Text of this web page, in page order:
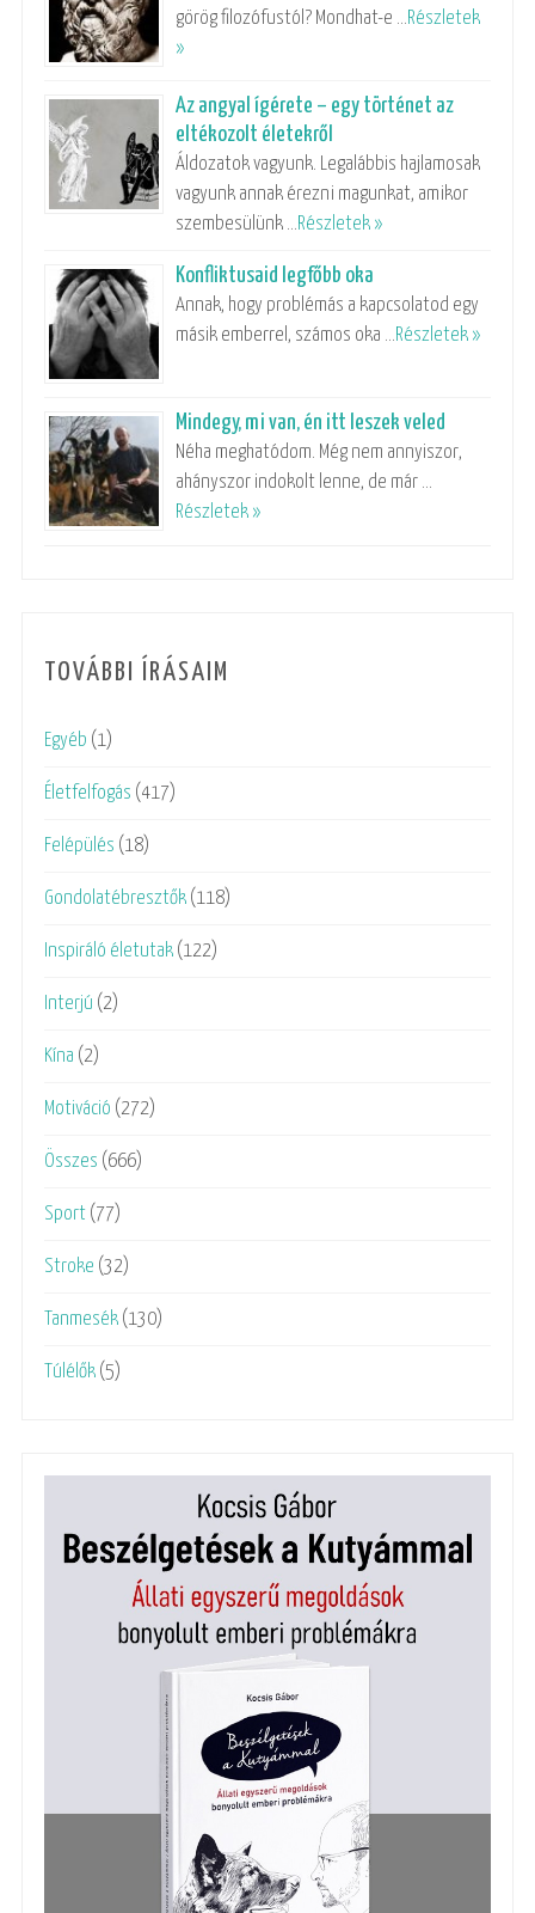
görög filozófustól? Mondhat-e …Részletek
»
Az angyal ígérete – egy történet az
eltékozolt életekről
Áldozatok vagyunk. Legalábbis hajlamosak
vagyunk annak érezni magunkat, amikor
szembesülünk …Részletek »
Konfliktusaid legfőbb oka
Annak, hogy problémás a kapcsolatod egy
másik emberrel, számos oka …Részletek »
Mindegy, mi van, én itt leszek veled
Néha meghatódom. Még nem annyiszor,
ahányszor indokolt lenne, de már …
Részletek »
TOVÁBBI ÍRÁSAIM
Egyéb (1)
Életfelfogás (417)
Felépülés (18)
Gondolatébresztők (118)
Inspiráló életutak (122)
Interjú (2)
Kína (2)
Motiváció (272)
Összes (666)
Sport (77)
Stroke (32)
Tanmesék (130)
Túlélők (5)